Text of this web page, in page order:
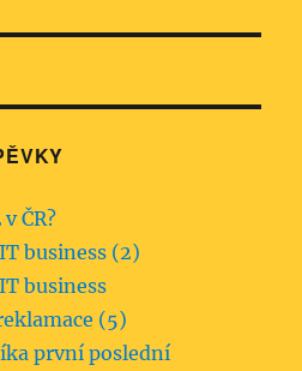
ČR?
business (2)
business
(5)
první poslední